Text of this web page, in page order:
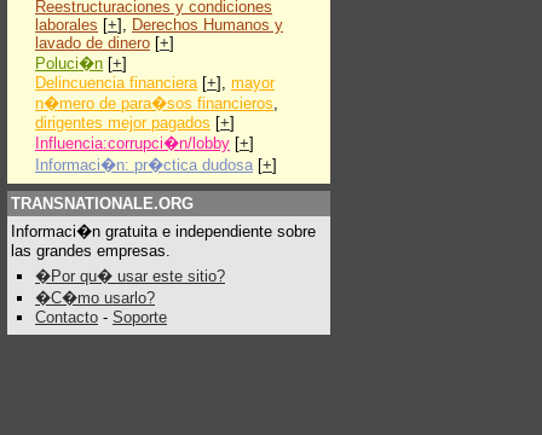
Reestructuraciones y condiciones
laborales [+], Derechos Humanos y
lavado de dinero [+]
Poluci�n [+]
Delincuencia financiera[+], mayor
n�mero de para�sos financieros,
dirigentes mejor pagados [+]
Influencia:corrupci�n/lobby [+]
Informaci�n: pr�ctica dudosa [+]
TRANSNATIONALE.ORG
Informaci�n gratuita e independiente sobre
las grandes empresas.
�Por qu� usar este sitio?
�C�mo usarlo?
Contacto - Soporte